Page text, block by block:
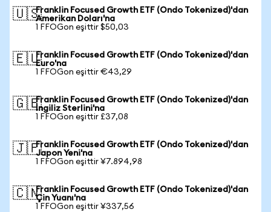
🇺🇸Franklin Focused Growth ETF (Ondo Tokenized)'dan
Amerikan Doları'na
1 FFOGon eşittir $50,03
🇪🇺Franklin Focused Growth ETF (Ondo Tokenized)'dan
Euro'na
1 FFOGon eşittir €43,29
🇬🇧Franklin Focused Growth ETF (Ondo Tokenized)'dan
İngiliz Sterlini'na
1 FFOGon eşittir £37,08
🇯🇵Franklin Focused Growth ETF (Ondo Tokenized)'dan
Japon Yeni'na
1 FFOGon eşittir ¥7.894,98
🇨🇳Franklin Focused Growth ETF (Ondo Tokenized)'dan
Çin Yuanı'na
1 FFOGon eşittir ¥337,56